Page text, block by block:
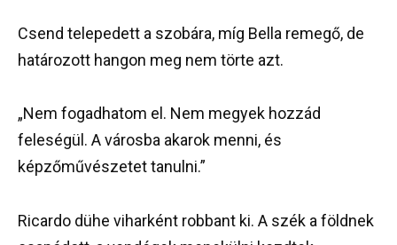
Csend telepedett a szobára, míg Bella remegő, de
határozott hangon meg nem törte azt.
„Nem fogadhatom el. Nem megyek hozzád
feleségül. A városba akarok menni, és
képzőművészetet tanulni.”
Ricardo dühe viharként robbant ki. A szék a földnek